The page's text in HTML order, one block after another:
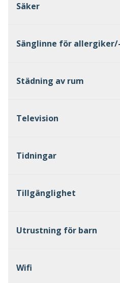
Säker
Sänglinne för
Städning av rum
Television
Tidningar
Tillgänglighet
Utrustning för barn
Wifi